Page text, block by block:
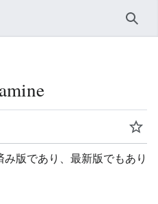
検索
ウ
版であり、最新版でもあり